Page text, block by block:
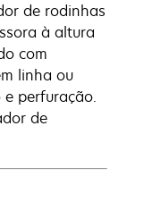
de rodinhas
à altura
com
linha ou
perfuração.
de